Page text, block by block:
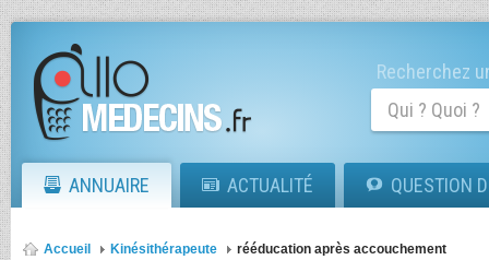
Recherchez
ANNUAIRE ACTUALITÉ QUESTION
Accueil Kinésithérapeute rééducation après accouchement